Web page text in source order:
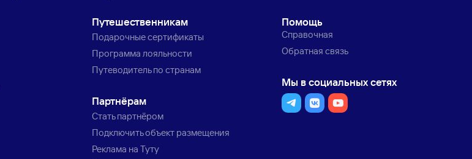
Путешественникам
Подарочные сертификаты
Программа лояльности
Путеводитель по странам
Партнёрам
Стать партнёром
Подключить объект размещения
Реклама на Туту
Помощь
Справочная
Обратная связь
Мы в социальных сетях